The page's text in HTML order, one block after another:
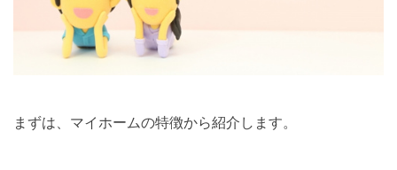
まずは、マイホームの特徴から紹介します。